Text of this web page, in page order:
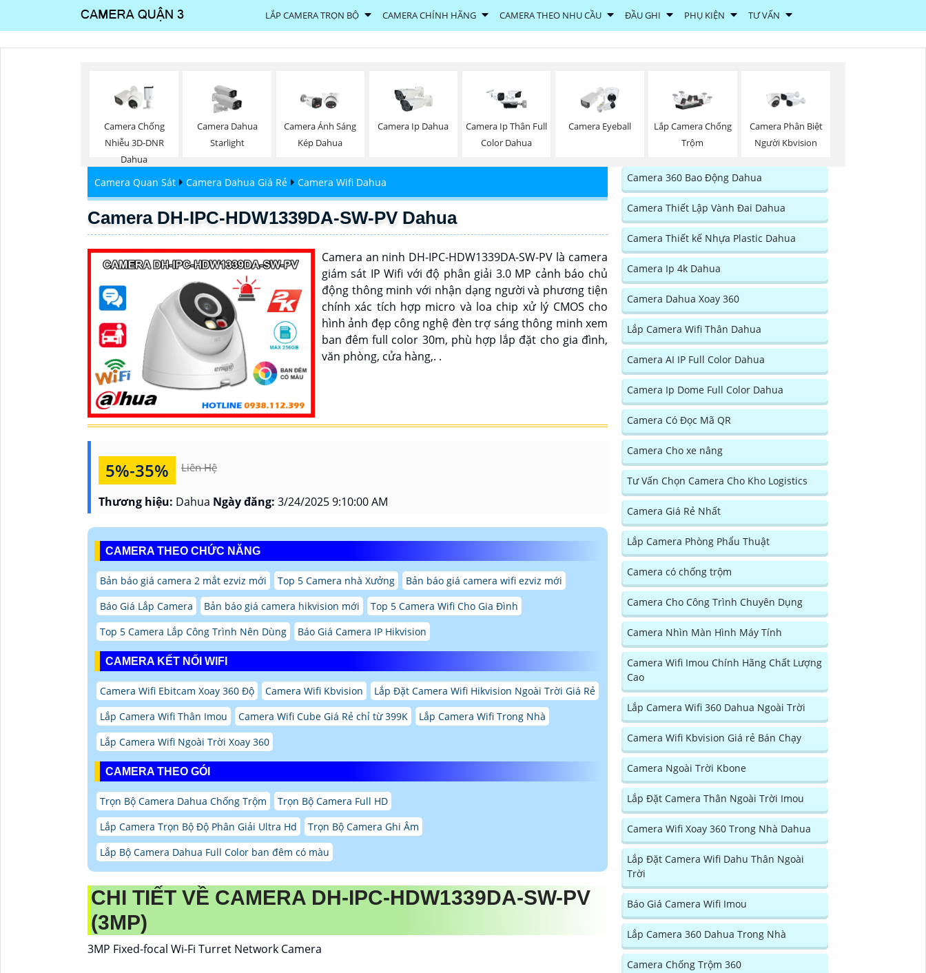
LẮP CAMERA TRỌN BỘ CAMERA CHÍNH HÃNG CAMERA THEO NHU CẦU ĐẦU GHI PHỤ KIỆN TƯ VẤN
Camera Chống
Nhiễu 3D-DNR
Dahua
Camera Dahua
Starlight
Camera Ánh Sáng
Kép Dahua
Camera Ip Dahua
Camera Ip Thân Full
Color Dahua
Camera Eyeball
Lắp Camera Chống
Trộm
Camera Phân Biệt
Người Kbvision
Camera Quan Sát Camera Dahua Giá Rẻ Camera Wifi Dahua
Camera DH-IPC-HDW1339DA-SW-PV Dahua
Camera an ninh DH-IPC-HDW1339DA-SW-PV là camera
giám sát IP Wifi với độ phân giải 3.0 MP cảnh báo chủ
động thông minh với nhận dạng người và phương tiện
chính xác tích hợp micro và loa chip xử lý CMOS cho
hình ảnh đẹp công nghệ đèn trợ sáng thông minh xem
ban đêm full color 30m, phù hợp lắp đặt cho gia đình,
văn phòng, cửa hàng,. .
5%-35% Liên Hệ
Thương hiệu: Dahua Ngày đăng: 3/24/2025 9:10:00 AM
CAMERA THEO CHỨC NĂNG
Bản báo giá camera 2 mắt ezviz mới Top 5 Camera nhà Xưởng
Bản báo giá camera wifi ezviz mới
Báo Giá Lắp Camera
Bản báo giá camera hikvision mới
Top 5 Camera Wifi Cho Gia Đình
Top 5 Camera Lắp Công Trình Nên Dùng
Báo Giá Camera IP Hikvision
CAMERA KẾT NỐI WIFI
Camera Wifi Ebitcam Xoay 360 Độ Camera Wifi Kbvision
Lắp Đặt Camera Wifi Hikvision Ngoài Trời Giá Rẻ
Lắp Camera Wifi Thân Imou
Camera Wifi Cube Giá Rẻ chỉ từ 399K
Lắp Camera Wifi Trong Nhà
Lắp Camera Wifi Ngoài Trời Xoay 360
CAMERA THEO GÓI
Trọn Bộ Camera Dahua Chống Trộm
Trọn Bộ Camera Full HD
Lắp Camera Trọn Bộ Độ Phân Giải Ultra Hd
Trọn Bộ Camera Ghi Âm
Lắp Bộ Camera Dahua Full Color ban đêm có màu
CHI TIẾT VỀ CAMERA DH-IPC-HDW1339DA-SW-PV
(3MP)
3MP Fixed-focal Wi-Fi Turret Network Camera
Camera 360 Bao Động Dahua
Camera Thiết Lập Vành Đai Dahua
Camera Thiết kế Nhựa Plastic Dahua
Camera Ip 4k Dahua
Camera Dahua Xoay 360
Lắp Camera Wifi Thân Dahua
Camera AI IP Full Color Dahua
Camera Ip Dome Full Color Dahua
Camera Có Đọc Mã QR
Camera Cho xe nâng
Tư Vấn Chọn Camera Cho Kho Logistics
Camera Giá Rẻ Nhất
Lắp Camera Phòng Phẩu Thuật
Camera có chống trộm
Camera Cho Công Trình Chuyên Dụng
Camera Nhìn Màn Hình Máy Tính
Camera Wifi Imou Chính Hãng Chất Lượng
Cao
Lắp Camera Wifi 360 Dahua Ngoài Trời
Camera Wifi Kbvision Giá rẻ Bán Chạy
Camera Ngoài Trời Kbone
Lắp Đặt Camera Thân Ngoài Trời Imou
Camera Wifi Xoay 360 Trong Nhà Dahua
Lắp Đặt Camera Wifi Dahu Thân Ngoài
Trời
Báo Giá Camera Wifi Imou
Lắp Camera 360 Dahua Trong Nhà
Camera Chống Trộm 360